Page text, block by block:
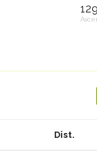
Dist.